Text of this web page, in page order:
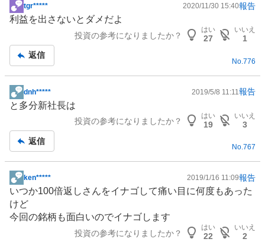
掲
示
事
tgr***** 2020/11/30 15:40報告
利益を出さないとダメだよ
投資の参考になりましたか？
はい
27
いいえ
1
返信
No. 776
掲
示
事
dnh***** 2019/5/8 11:11 報告
と多分新社長は
投資の参考になりましたか？
はい
19
いいえ
3
返信
No.767
掲
示
板
記
ken***** 2019/1/16 11:09報告
いつか100倍返しさんをイナゴして痛い目に何度もあった
けど
今回の銘柄も面白いのでイナゴします
投資の参考になりましたか？
はい
22
いいえ
2